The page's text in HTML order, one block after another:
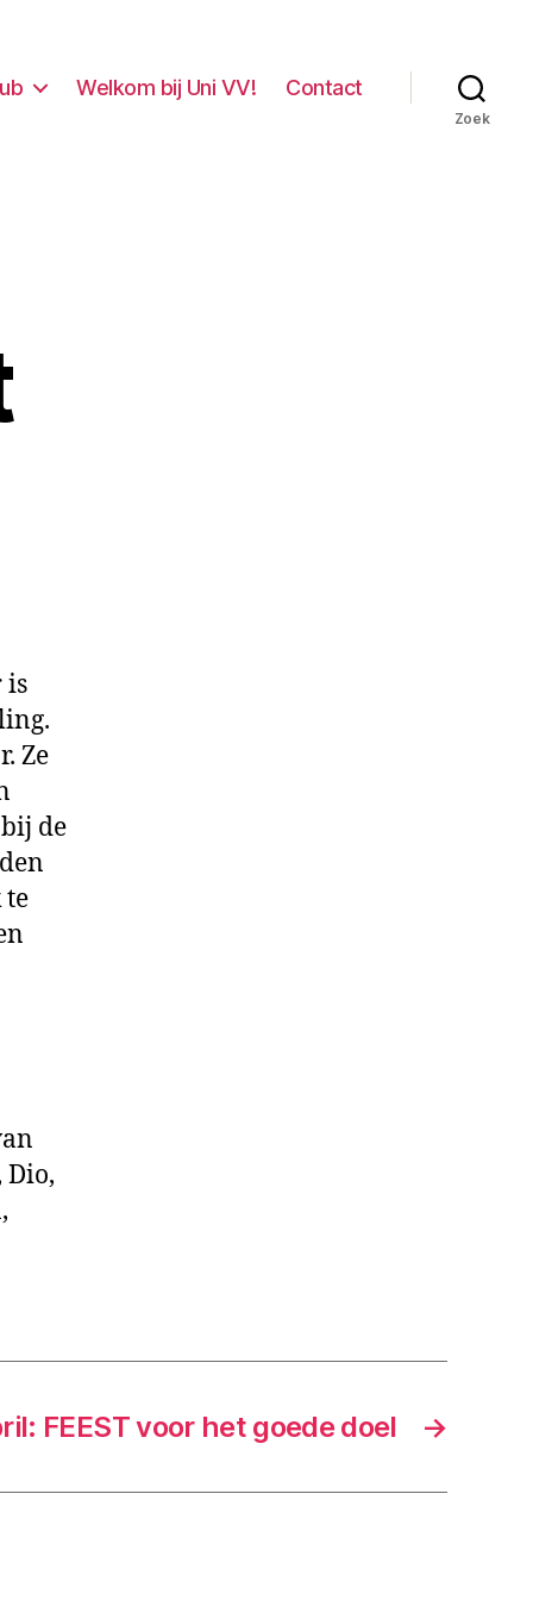
Welkom bij Uni VV! Contact
Zoek
is
Ze
de
te
Dio,
→
FEEST voor het goede doel